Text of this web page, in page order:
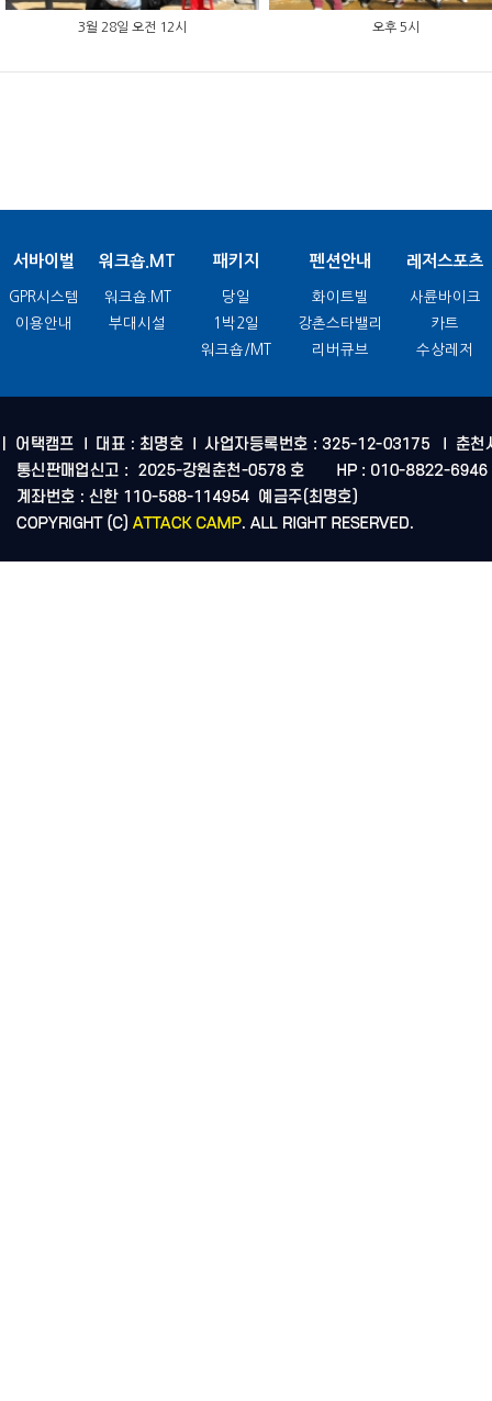
3월 28일 오전 12시 오후 5시
서바이벌 워크숍.MT 패키지 펜션안내 레저스포츠
GPR시스템 워크숍.MT 당일 화이트빌
사륜바이크
이용안내
부대시설 1박2일 강촌스타밸리
카트
워크숍/MT
리버큐브 수상레저